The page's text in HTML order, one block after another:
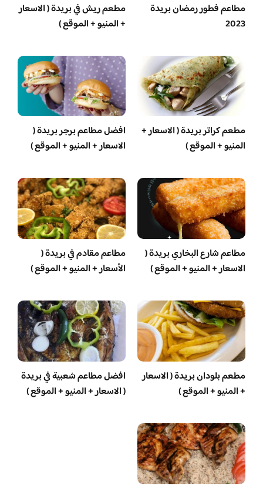
مطاعم فطور رمضان بريدة
2023
مطعم ريش في بريدة ( الاسعار
+ المنيو + الموقع )
مطعم كراتر بريدة ( الاسعار +
المنيو + الموقع )
افضل مطاعم برجر بريدة (
الاسعار + المنيو + الموقع )
مطاعم شارع البخاري بريدة (
الاسعار + المنيو + الموقع )
مطاعم مقادم في بريدة (
الأسعار + المنيو + الموقع )
مطعم بلودان بريدة ( الاسعار
+ المنيو + الموقع )
افضل مطاعم شعبية في بريدة
( الاسعار + المنيو + الموقع )